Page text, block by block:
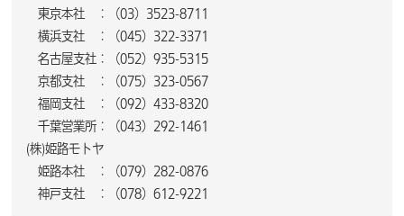
東京本社 ：（03）3523-8711
横浜支社 ：（045）322-3371
名古屋支社：（052）935-5315
京都支社 ：（075）323-0567
福岡支社 ：（092）433-8320
千葉営業所：（043）292-1461
(株)姫路モトヤ
姫路本社 ：（079）282-0876
神戸支社 ：（078）612-9221